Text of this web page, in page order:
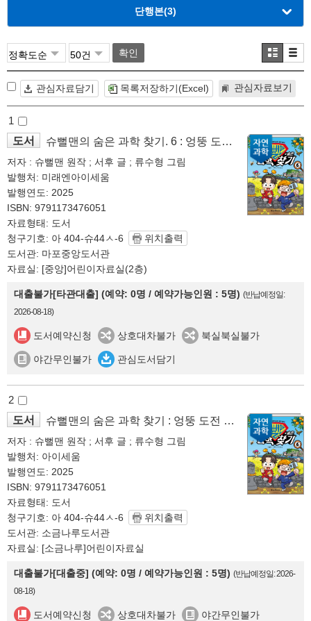
단행본(3)
확인
관심자료담기 목록저장하기(Excel) 관심자료보기
1
도서 슈뻘맨의 숨은 과학 찾기. 6 : 엉뚱 도전 속에 숨은 과학 상식
저자 : 슈뻘맨 원작 ; 서후 글 ; 류수형 그림
발행처: 미래엔아이세움
발행연도: 2025
ISBN: 9791173476051
자료형태: 도서
청구기호: 아 404-슈44ㅅ-6
위치출력
도서관: 마포중앙도서관
자료실: [중앙]어린이자료실(2층)
대출불가[타관대출] (예약: 0명 / 예약가능인원 : 5명) (반납예정일:
2026-08-18)
도서예약신청 상호대차불가 북실북실불가
야간무인불가 관심도서담기
2
도서 슈뻘맨의 숨은 과학 찾기 : 엉뚱 도전 속에 숨은 과학 상식. 6
저자 : 슈뻘맨 원작 ; 서후 글 ; 류수형 그림
발행처: 아이세움
발행연도: 2025
ISBN: 9791173476051
자료형태: 도서
청구기호: 아 404-슈44ㅅ-6
위치출력
도서관: 소금나루도서관
자료실: [소금나루]어린이자료실
대출불가[대출중] (예약: 0명 / 예약가능인원 : 5명) (반납예정일: 2026-
08-18)
도서예약신청 상호대차불가 야간무인불가